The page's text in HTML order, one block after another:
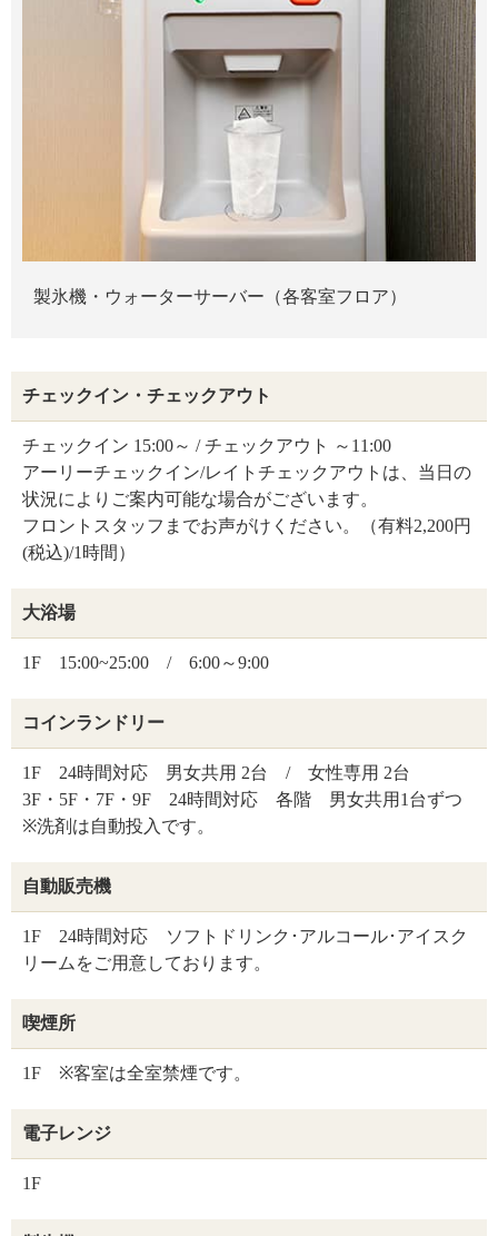
製氷機・ウォーターサーバー（各客室フロア）
チェックイン・チェックアウト
チェックイン 15:00～ / チェックアウト ～11:00
アーリーチェックイン/レイトチェックアウトは、当日の
状況によりご案内可能な場合がございます。
フロントスタッフまでお声がけください。（有料2,200円
(税込)/1時間）
大浴場
1F 15:00~25:00 / 6:00～9:00
コインランドリー
1F 24時間対応 男女共用 2台 / 女性専用 2台
3F・5F・7F・9F 24時間対応 各階 男女共用1台ずつ
※洗剤は自動投入です。
自動販売機
1F 24時間対応 ソフトドリンク･アルコール･アイスク
リームをご用意しております。
喫煙所
1F ※客室は全室禁煙です。
電子レンジ
1F